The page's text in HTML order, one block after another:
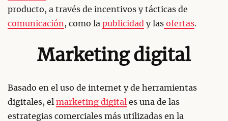
producto, a través de incentivos y tácticas de
comunicación, como la publicidad y las ofertas.
Marketing digital
Basado en el uso de internet y de herramientas
digitales, el marketing digital
es una de las
estrategias comerciales más utilizadas en la